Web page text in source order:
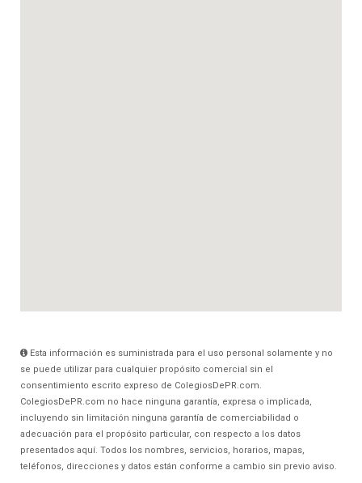
Esta información es suministrada para el uso personal solamente y no
se puede utilizar para cualquier propósito comercial sin el
consentimiento escrito expreso de ColegiosDePR.com.
ColegiosDePR.com no hace ninguna garantía, expresa o implicada,
incluyendo sin limitación ninguna garantía de comerciabilidad o
adecuación para el propósito particular, con respecto a los datos
presentados aquí. Todos los nombres, servicios, horarios, mapas,
teléfonos, direcciones y datos están conforme a cambio sin previo aviso.